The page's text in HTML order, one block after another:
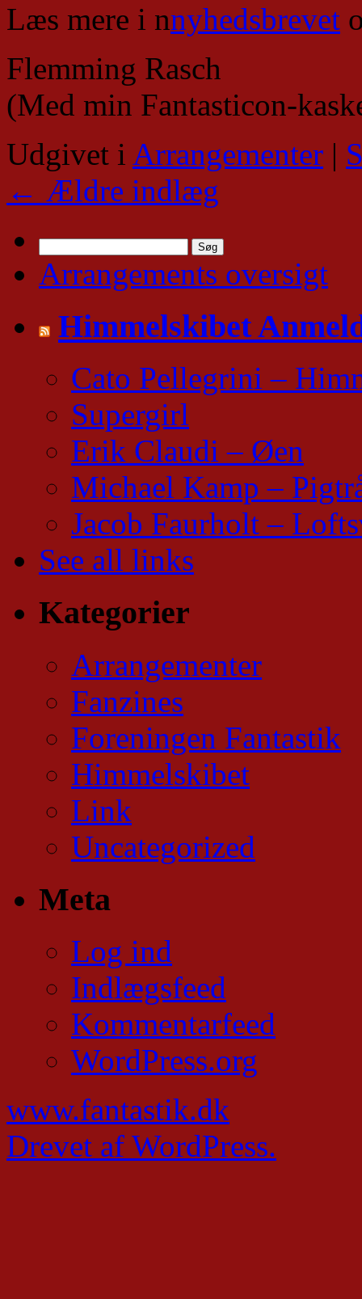
Læs mere i nnyhedsbrevet
Flemming Rasch
(Med min Fantasticon-
Udgivet i Arrangementer |
← Ældre indlæg
efter:
Arrangements oversigt
Himmelskibet
Cato Pellegrini –
Supergirl
Erik Claudi – Øen
Michael Kamp –
Jacob Faurholt –
See all links
Kategorier
Arrangementer
Fanzines
Foreningen Fantastik
Himmelskibet
Link
Uncategorized
Meta
Log ind
Indlægsfeed
Kommentarfeed
WordPress.org
www.fantastik.dk
Drevet af WordPress.